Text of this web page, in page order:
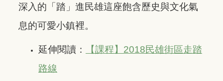
深入的「踏」進民雄這座飽含歷史與文化氣
息的可愛小鎮裡。
延伸閱讀：
【課程】2018民雄街區走踏
路線